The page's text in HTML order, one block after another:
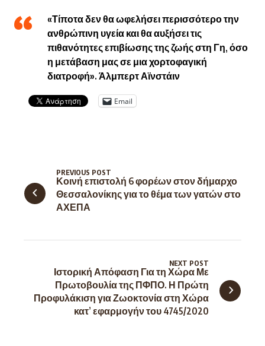
«Τίποτα δεν θα ωφελήσει περισσότερο την
ανθρώπινη υγεία και θα αυξήσει τις
πιθανότητες επιβίωσης της ζωής στη Γη, όσο
η μετάβαση μας σε μια χορτοφαγική
διατροφή». Άλμπερτ Αϊνστάιν
Email
Κοινή επιστολή 6 φορέων στον δήμαρχο
Θεσσαλονίκης για το θέμα των γατών στο
ΑΧΕΠΑ
PREVIOUS POST
Ιστορική Απόφαση Για τη Χώρα Με
Πρωτοβουλία της ΠΦΠΟ. Η Πρώτη
Προφυλάκιση για Ζωοκτονία στη Χώρα
κατ’ εφαρμογήν του 4745/2020
NEXT POST